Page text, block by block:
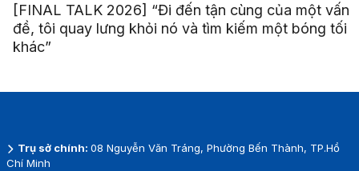
[FINAL TALK 2026] “Đi đến tận cùng của một vấn
đề, tôi quay lưng khỏi nó và tìm kiếm một bóng tối
khác”
Trụ sở chính: 08 Nguyễn Văn Tráng, Phường Bến Thành, TP.Hồ
Chí Minh